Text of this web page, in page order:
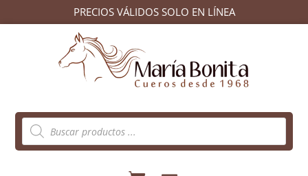
PRECIOS VÁLIDOS SOLO EN LÍNEA
Búsqueda
de
productos